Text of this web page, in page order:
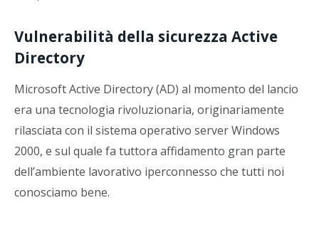
Vulnerabilità della sicurezza Active
Directory
Microsoft Active Directory (AD) al momento del lancio
era una tecnologia rivoluzionaria, originariamente
rilasciata con il sistema operativo server Windows
2000, e sul quale fa tuttora affidamento gran parte
dell’ambiente lavorativo iperconnesso che tutti noi
conosciamo bene.